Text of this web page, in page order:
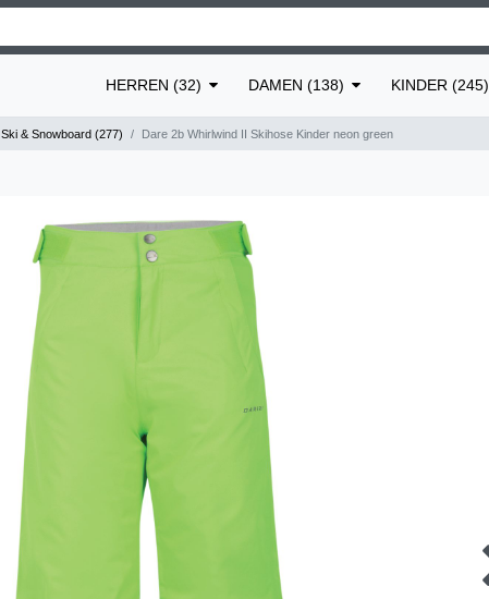
HERREN (32) DAMEN (138) KINDER (245)
Ski & Snowboard (277) Dare 2b Whirlwind II Skihose Kinder neon green